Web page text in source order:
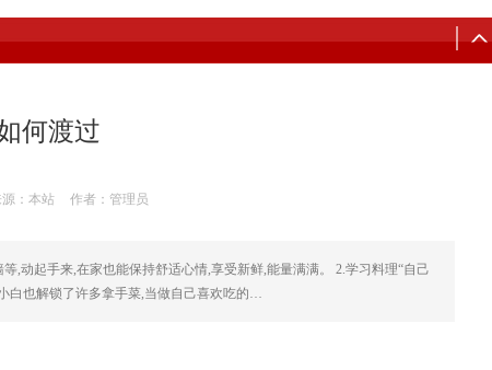
何渡过
源：本站 作者：管理员
,动起手来,在家也能保持舒适心情,享受新鲜,能量满满。 2.学习料理“自己
白也解锁了许多拿手菜,当做自己喜欢吃的…